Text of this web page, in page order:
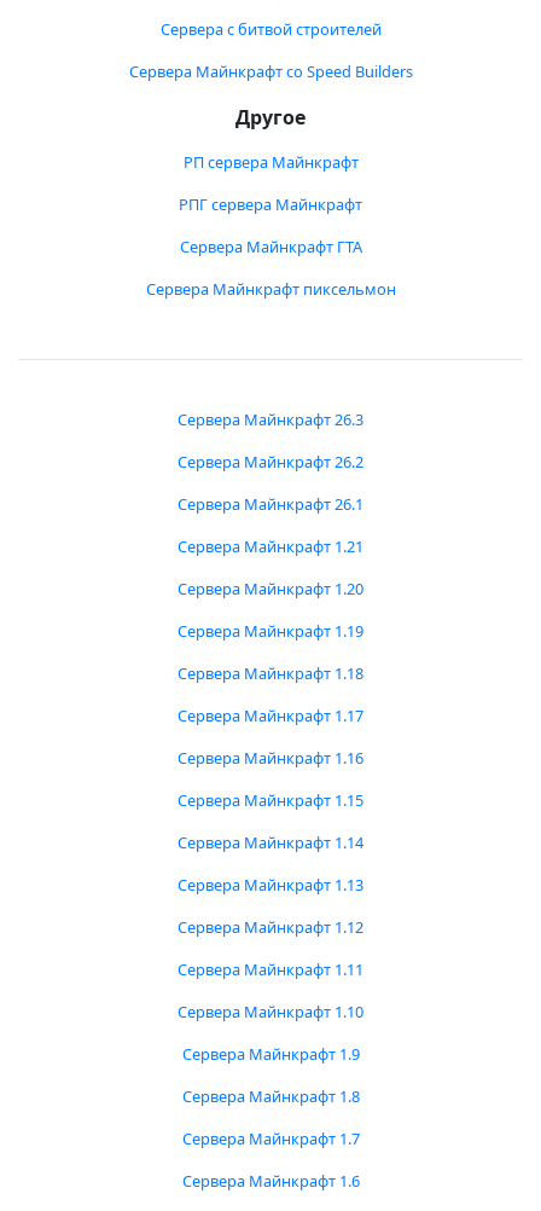
Сервера с битвой строителей
Сервера Майнкрафт со Speed Builders
Другое
РП сервера Майнкрафт
РПГ сервера Майнкрафт
Сервера Майнкрафт ГТА
Сервера Майнкрафт пиксельмон
Сервера Майнкрафт 26.3
Сервера Майнкрафт 26.2
Сервера Майнкрафт 26.1
Сервера Майнкрафт 1.21
Сервера Майнкрафт 1.20
Сервера Майнкрафт 1.19
Сервера Майнкрафт 1.18
Сервера Майнкрафт 1.17
Сервера Майнкрафт 1.16
Сервера Майнкрафт 1.15
Сервера Майнкрафт 1.14
Сервера Майнкрафт 1.13
Сервера Майнкрафт 1.12
Сервера Майнкрафт 1.11
Сервера Майнкрафт 1.10
Сервера Майнкрафт 1.9
Сервера Майнкрафт 1.8
Сервера Майнкрафт 1.7
Сервера Майнкрафт 1.6